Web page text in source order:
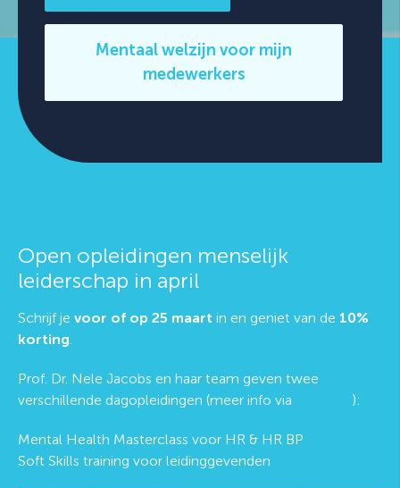
Mentaal welzijn voor mijn
medewerkers
Open opleidingen menselijk
leiderschap in april
Schrijf je voor of op 25 maart in en geniet van de 10%
korting.
Prof. Dr. Nele Jacobs en haar team geven twee
verschillende dagopleidingen (meer info via
):
Mental Health Masterclass voor HR & HR BP
Soft Skills training voor leidinggevenden